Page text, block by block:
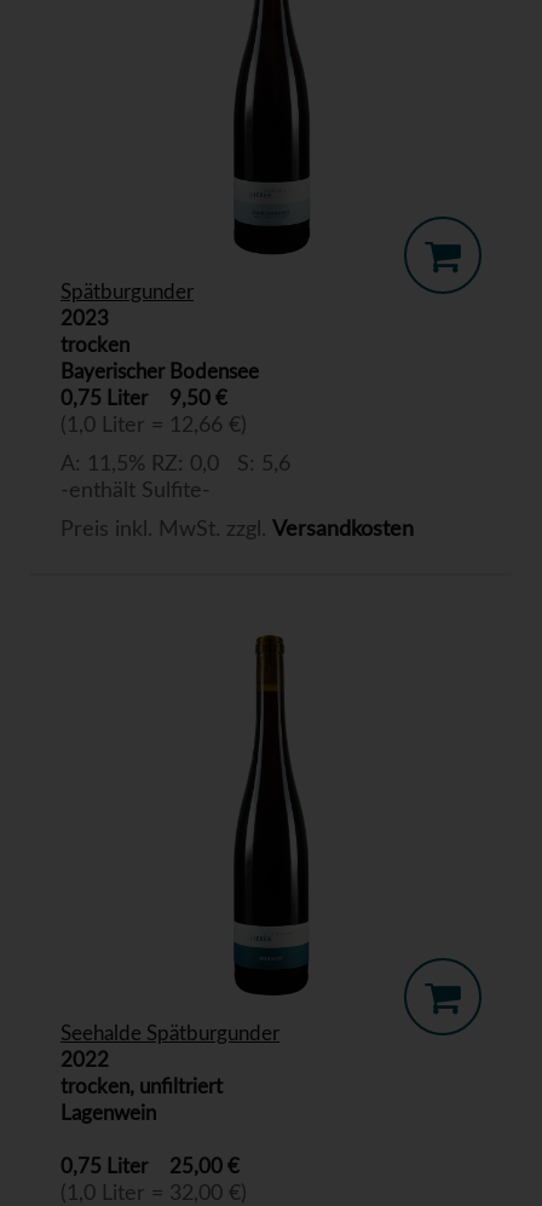
Spätburgunder
2023
trocken
Bayerischer Bodensee
0,75 Liter
9,50 €
(1,0 Liter = 12,66 €)
A: 11,5% RZ: 0,0 S: 5,6
-enthält Sulfite-
Preis inkl. MwSt. zzgl. Versandkosten
Seehalde Spätburgunder
2022
trocken, unfiltriert
Lagenwein
0,75 Liter 25,00 €
(1,0 Liter = 32,00 €)